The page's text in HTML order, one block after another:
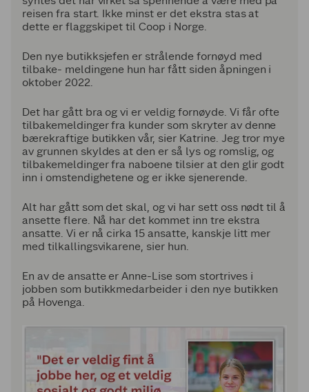
reisen fra start. Ikke minst er det ekstra stas at
dette er flaggskipet til Coop i Norge.
Den nye butikksjefen er strålende fornøyd med
tilbake- meldingene hun har fått siden åpningen i
oktober 2022.
Det har gått bra og vi er veldig fornøyde. Vi får ofte
tilbakemeldinger fra kunder som skryter av denne
bærekraftige butikken vår, sier Katrine. Jeg tror mye
av grunnen skyldes at den er så lys og romslig, og
tilbakemeldinger fra naboene tilsier at den glir godt
inn i omstendighetene og er ikke sjenerende.
Alt har gått som det skal, og vi har sett oss nødt til å
ansette flere. Nå har det kommet inn tre ekstra
ansatte. Vi er nå cirka 15 ansatte, kanskje litt mer
med tilkallingsvikarene, sier hun.
En av de ansatte er Anne-Lise som stortrives i
jobben som butikkmedarbeider i den nye butikken
på Hovenga.